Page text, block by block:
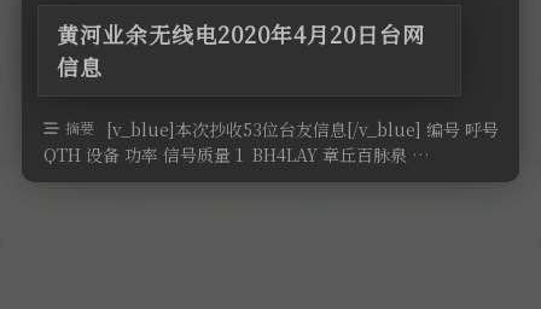
黄河业余无线电2020年4月20日台网
信息
摘要
[v_blue]本次抄收53位台友信息[/v_blue] 编号 呼号
QTH 设备 功率 信号质量 1 BH4LAY 章丘百脉泉 …